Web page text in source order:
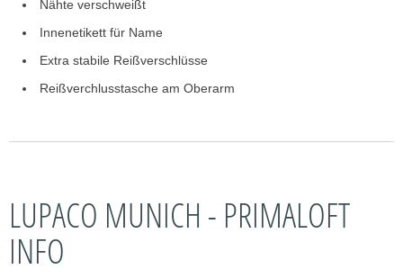
Nähte verschweißt
Innenetikett für Name
Extra stabile Reißverschlüsse
Reißverchlusstasche am Oberarm
LUPACO MUNICH - PRIMALOFT
INFO